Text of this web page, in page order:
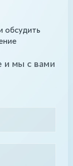
обсудить
и мы с вами